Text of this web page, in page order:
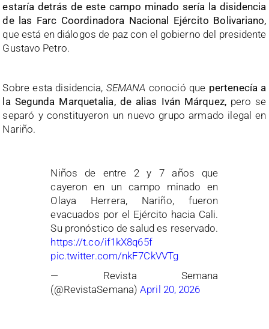
estaría detrás de este campo minado sería la disidencia
de las Farc Coordinadora Nacional Ejército Bolivariano,
que está en diálogos de paz con el gobierno del presidente
Gustavo Petro.
Sobre esta disidencia, SEMANA conoció que pertenecía a
la Segunda Marquetalia, de alias Iván Márquez,pero se
separó y constituyeron un nuevo grupo armado ilegal en
Nariño.
Niños de entre 2 y 7 años que
cayeron en un campo minado en
Olaya Herrera, Nariño, fueron
evacuados por el Ejército hacia Cali.
Su pronóstico de salud es reservado.
https://t.co/if1kX8q65f
pic.twitter.com/nkF7CkVVTg
— Revista Semana
(@RevistaSemana)April 20, 2026